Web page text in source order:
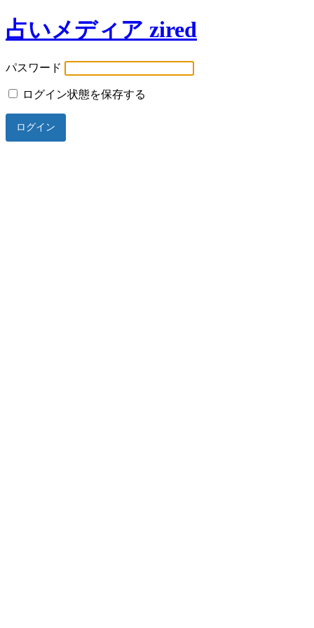
占いメディア zired
パスワード
ログイン状態を保存する